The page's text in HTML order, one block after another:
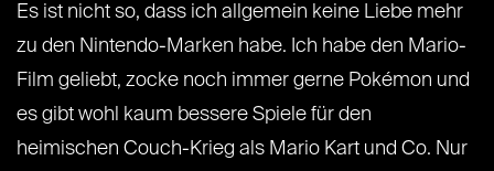
Es ist nicht so, dass ich allgemein keine Liebe mehr
zu den Nintendo-Marken habe. Ich habe den Mario-
Film geliebt, zocke noch immer gerne Pokémon und
es gibt wohl kaum bessere Spiele für den
heimischen Couch-Krieg als Mario Kart und Co. Nur